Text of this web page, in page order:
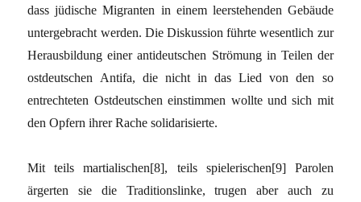
dass jüdische Migranten in einem leerstehenden Gebäude
untergebracht werden. Die Diskussion führte wesentlich zur
Herausbildung einer antideutschen Strömung in Teilen der
ostdeutschen Antifa, die nicht in das Lied von den so
entrechteten Ostdeutschen einstimmen wollte und sich mit
den Opfern ihrer Rache solidarisierte.
Mit teils martialischen[8], teils spielerischen[9] Parolen
ärgerten sie die Traditionslinke, trugen aber auch zu